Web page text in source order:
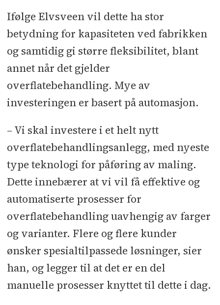
Ifølge Elvsveen vil dette ha stor
betydning for kapasiteten ved fabrikken
og samtidig gi større fleksibilitet, blant
annet når det gjelder
overflatebehandling. Mye av
investeringen er basert på automasjon.
– Vi skal investere i et helt nytt
overflatebehandlingsanlegg, med nyeste
type teknologi for påføring av maling.
Dette innebærer at vi vil få effektive og
automatiserte prosesser for
overflatebehandling uavhengig av farger
og varianter. Flere og flere kunder
ønsker spesialtilpassede løsninger, sier
han, og legger til at det er en del
manuelle prosesser knyttet til dette i dag.